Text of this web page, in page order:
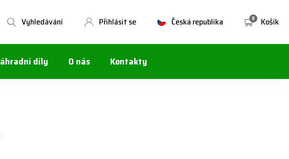
0 Košík
Česká republika
Přihlásit se
Vyhledávání
díly O nás Kontakty